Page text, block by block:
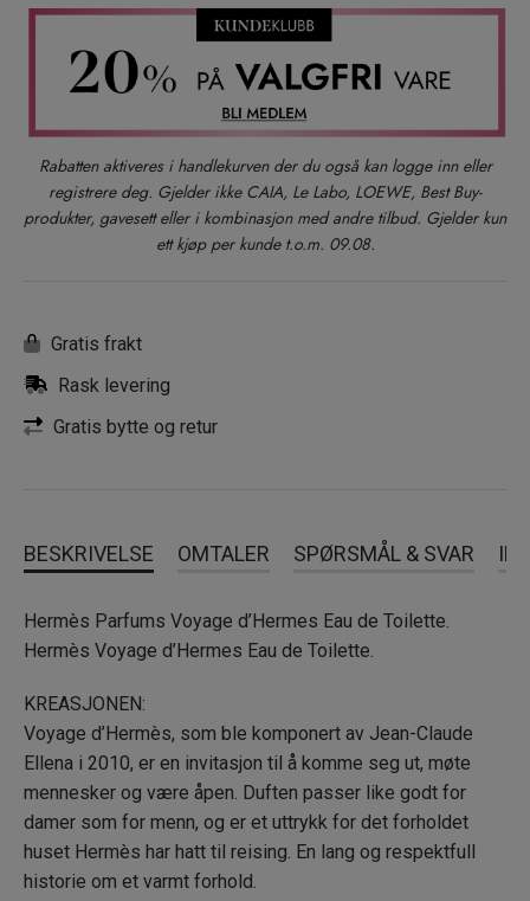
Rabatten aktiveres i handlekurven der du også kan logge inn eller
registrere deg. Gjelder ikke CAIA, Le Labo, LOEWE, Best Buy-
produkter, gavesett eller i kombinasjon med andre tilbud. Gjelder kun
ett kjøp per kunde t.o.m. 09.08.
Gratis frakt
Rask levering
Gratis bytte og retur
BESKRIVELSE OMTALER SPØRSMÅL & SVAR
Hermès Parfums Voyage d’Hermes Eau de Toilette.
Hermès Voyage d’Hermes Eau de Toilette.
KREASJONEN:
Voyage d’Hermès, som ble komponert av Jean-Claude
Ellena i 2010, er en invitasjon til å komme seg ut, møte
mennesker og være åpen. Duften passer like godt for
damer som for menn, og er et uttrykk for det forholdet
huset Hermès har hatt til reising. En lang og respektfull
historie om et varmt forhold.